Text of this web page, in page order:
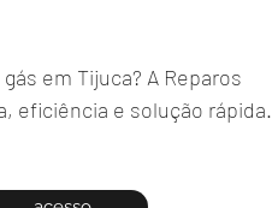
em Tijuca? A Reparos
eficiência e solução rápida.